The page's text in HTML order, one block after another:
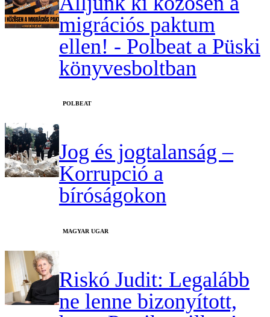
migrációs paktum
ellen! - Polbeat a Püski
könyvesboltban
‎POLBEAT
Jog és jogtalanság –
Korrupció a
bíróságokon
MAGYAR UGAR
Riskó Judit: Legalább
ne lenne bizonyított,